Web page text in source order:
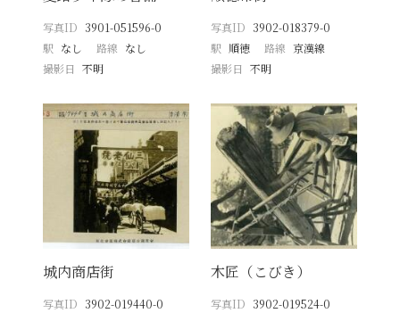
写真ID 3901-051596-0
駅 なし 路線 なし
撮影日
不明
写真ID 3902-018379-0
駅 順徳 路線 京漢線
撮影日 不明
城内商店街
写真ID 3902-019440-0
木匠（こびき）
写真ID 3902-019524-0